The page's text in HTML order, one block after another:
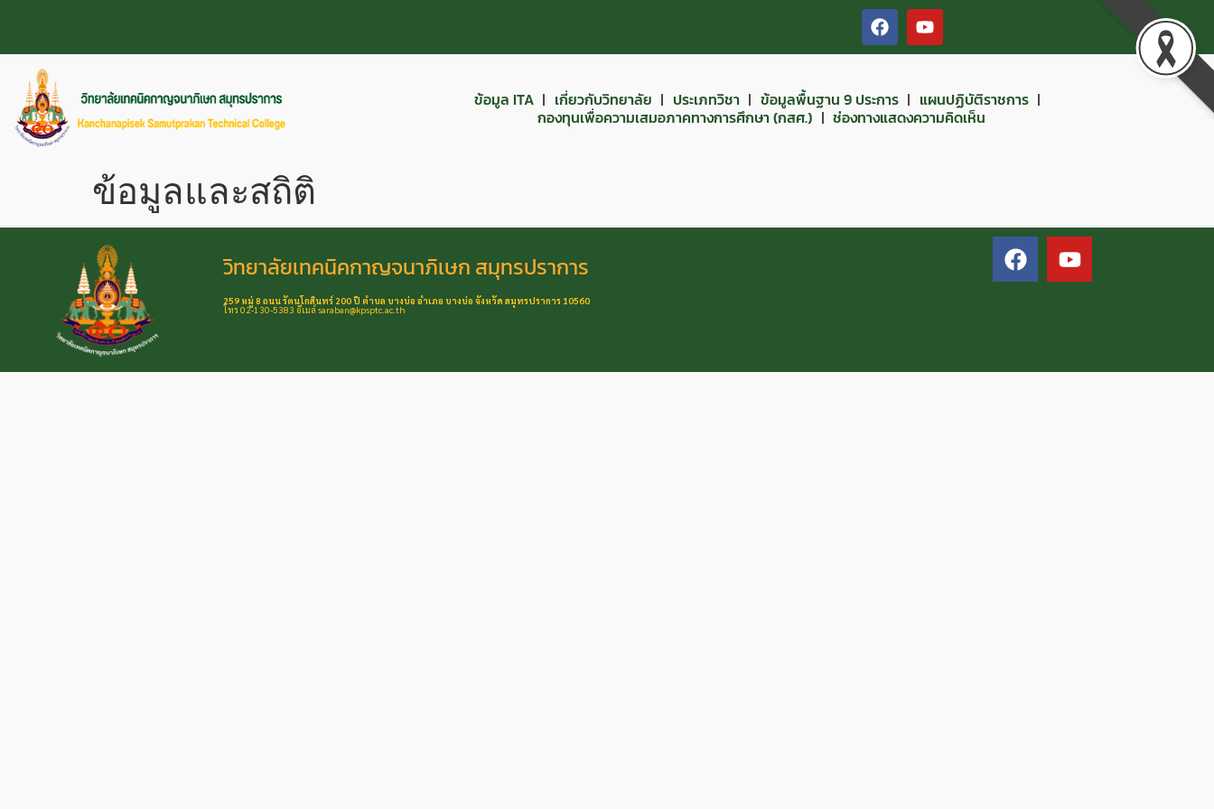
ข้อมูล ITA เกี่ยวกับวิทยาลัย ประเภทวิชา ข้อมูลพื้นฐาน 9 ประการ
แผนปฏิบัติราชการ
กองทุนเพื่อความเสมอภาคทางการศึกษา (กสศ.)
ช่องทางแสดงความคิดเห็น
ข้อมูลและสถิติ
วิทยาลัยเทคนิคกาญจนาภิเษก สมุทรปราการ
259 หมู่ 8 ถนน รัตนโกสินทร์ 200 ปี ตำบล บางบ่อ อำเภอ บางบ่อ จังหวัด สมุทรปราการ 10560
โทร 02-130-5383 อีเมล์ saraban@kpsptc.ac.th